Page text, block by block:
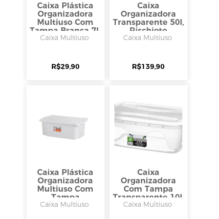
Caixa Plástica
Organizadora
Multiuso Com
Tampa Branca 7l,
Rischioto
Caixa Multiuso
R$29,90
Caixa
Organizadora
Transparente 50l,
Rischioto
Caixa Multiuso
R$139,90
Caixa Plástica
Organizadora
Multiuso Com
Tampa
Branca15l,
Caixa Multiuso
Caixa
Organizadora
Com Tampa
Transparente 10l,
Rischioto
Caixa Multiuso